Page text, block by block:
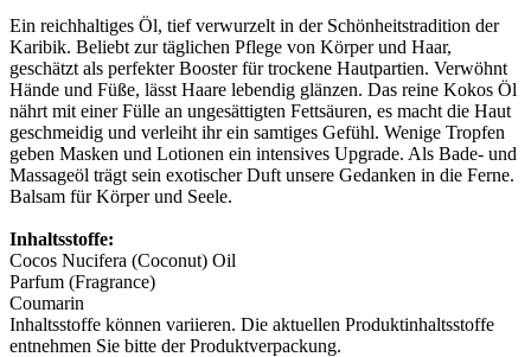
Ein reichhaltiges Öl, tief verwurzelt in der Schönheitstradition der
Karibik. Beliebt zur täglichen Pflege von Körper und Haar,
geschätzt als perfekter Booster für trockene Hautpartien. Verwöhnt
Hände und Füße, lässt Haare lebendig glänzen. Das reine Kokos Öl
nährt mit einer Fülle an ungesättigten Fettsäuren, es macht die Haut
geschmeidig und verleiht ihr ein samtiges Gefühl. Wenige Tropfen
geben Masken und Lotionen ein intensives Upgrade. Als Bade- und
Massageöl trägt sein exotischer Duft unsere Gedanken in die Ferne.
Balsam für Körper und Seele.
Inhaltsstoffe:
Cocos Nucifera (Coconut) Oil
Parfum (Fragrance)
Coumarin
Inhaltsstoffe können variieren. Die aktuellen Produktinhaltsstoffe
entnehmen Sie bitte der Produktverpackung.